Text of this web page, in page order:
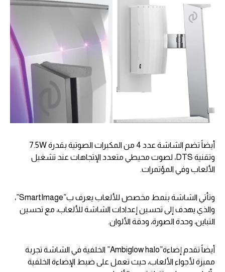
أيضاً تضم الشاشة عدد 4 من المكبرات الصوتية بقدرة 7.5W
وتقنية DTS، لصوت محيطي متعدد الإتجاهات عند تشغيل
الألعاب وفي المؤتمرات.
وتأتي الشاشة بنمط مخصص للألعاب يعرف ب”SmartImage”،
والذي يهدف إلى تحسين إعدادات الشاشة للألعاب، مع تحسين
التباين، وحدة الصورة، ودقة الألوان.
أيضاً تقدم إضاءة”Ambiglow halo” الخلفية في الشاشة تجربة
مميزة لأجواء الألعاب، حيث تعمل على ضبط الإضاءة الخلفية